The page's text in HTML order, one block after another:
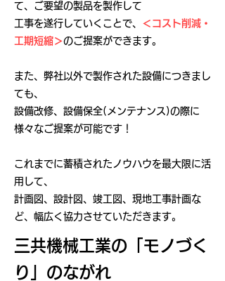
て、ご要望の製品を製作して
工事を遂行していくことで、 ＜コスト削減・
工期短縮＞のご提案ができます。
また、弊社以外で製作された設備につきまし
ても、
設備改修、設備保全(メンテナンス)の際に
様々なご提案が可能です！
これまでに蓄積されたノウハウを最大限に活
用して、
計画図、設計図、竣工図、現地工事計画な
ど、幅広く協力させていただきます。
三共機械工業の「モノづく
り」のながれ